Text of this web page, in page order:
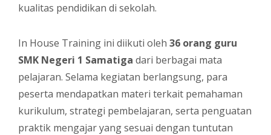
kualitas pendidikan di sekolah.
In House Training ini diikuti oleh 36 orang guru
SMK Negeri 1 Samatiga dari berbagai mata
pelajaran. Selama kegiatan berlangsung, para
peserta mendapatkan materi terkait pemahaman
kurikulum, strategi pembelajaran, serta penguatan
praktik mengajar yang sesuai dengan tuntutan